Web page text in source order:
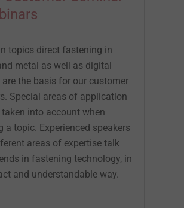
topics direct fastening in
metal as well as digital
are the basis for our customer
Special areas of application
taken into account when
a topic. Experienced speakers
areas of expertise talk
in fastening technology, in
and understandable way.